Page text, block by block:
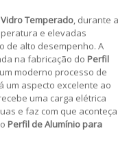
Temperado, durante a
e elevadas
de alto desempenho. A
na fabricação do Perfil
moderno processo de
um aspecto excelente ao
uma carga elétrica
e faz com que aconteça
Perfil de Alumínio para